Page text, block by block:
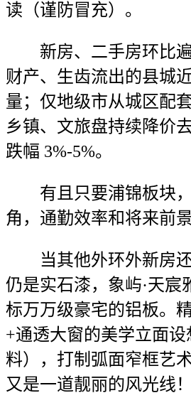
读（谨防冒充）。
新房、二手房环比遍
财产、生齿流出的县城
量；仅地级市从城区配
乡镇、文旅盘持续降价
跌幅 3%-5%。
有且只要浦锦板块，
角，通勤效率和将来前
当其他外环外新房还
仍是实石漆，象屿·天宸
标万万级豪宅的铝板。
+通透大窗的美学立面设
料），打制弧面窄框艺
又是一道靓丽的风光线！